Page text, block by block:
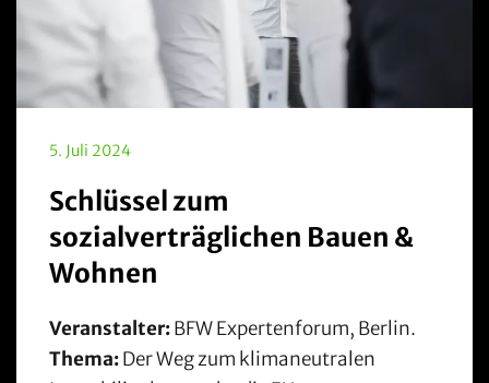
5. Juli 2024
Schlüssel zum
sozialverträglichen Bauen &
Wohnen
Veranstalter:BFW Expertenforum, Berlin.
Thema:Der Weg zum klimaneutralen